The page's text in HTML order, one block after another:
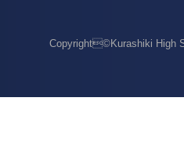
Copyright©Kurashiki High